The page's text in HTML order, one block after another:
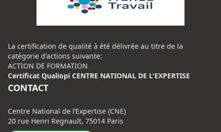
La certification de qualité à été délivrée au titre de la
catégorie d'actions suivante:
ACTION DE FORMATION
Certificat Qualiopi CENTRE NATIONAL DE L'EXPERTISE
CONTACT
Centre National de l’Expertise (CNE)
20 rue Henri Regnault, 75014 Paris